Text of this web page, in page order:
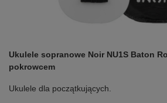
Ukulele sopranowe Noir NU1S Baton
pokrowcem
Ukulele dla początkujących.